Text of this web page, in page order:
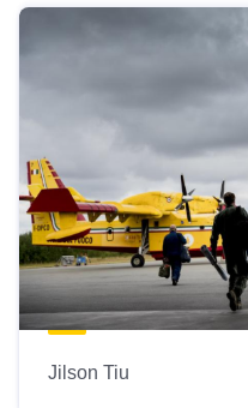
Jilson Tiu